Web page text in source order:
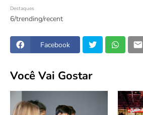
Destaques
6/trending/recent
Facebook
Você Vai Gostar